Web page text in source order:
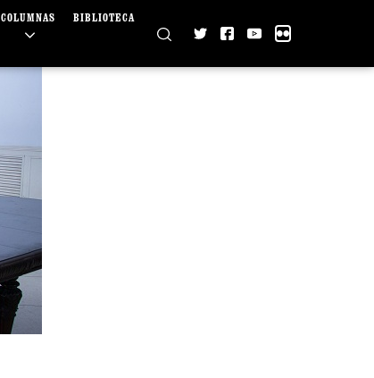
COLUMNAS BIBLIOTECA